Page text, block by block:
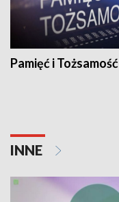
Pamięć i Tożsamość
INNE